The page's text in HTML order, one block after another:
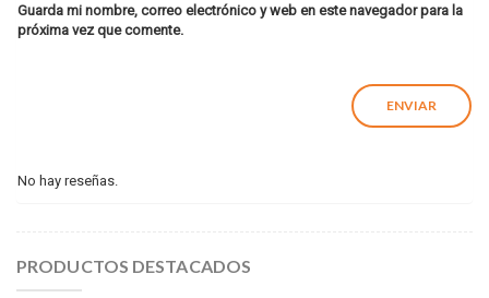
Guarda mi nombre, correo electrónico y web en este navegador para la
próxima vez que comente.
No hay reseñas.
PRODUCTOS DESTACADOS